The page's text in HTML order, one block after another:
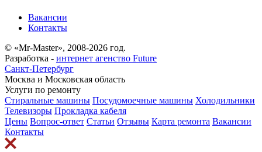
Вакансии
Контакты
© «Mr-Master», 2008-2026 год.
Разработка - интернет агенство Future
Санкт-Петербург
Москва и Московская область
Услуги по ремонту
Стиральные машины Посудомоечные машины Холодильники
Телевизоры Прокладка кабеля
Цены Вопрос-ответ Статьи Отзывы Карта ремонта Вакансии
Контакты